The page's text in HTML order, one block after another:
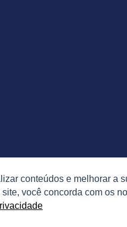
conteúdos e melhorar a
você concorda com os